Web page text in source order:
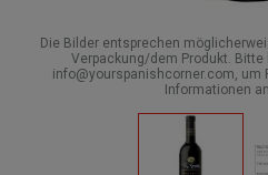
Die Bilder entsprechen
Verpackung/dem Produkt.
info@yourspanishcorner.com, um
Informationen